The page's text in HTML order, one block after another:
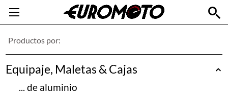
Productos por:
Equipaje, Maletas & Cajas
... de aluminio